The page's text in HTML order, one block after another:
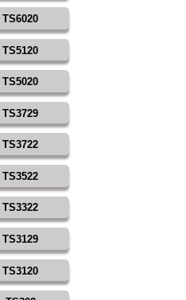
TS6020
TS5120
TS5020
TS3729
TS3722
TS3522
TS3322
TS3129
TS3120